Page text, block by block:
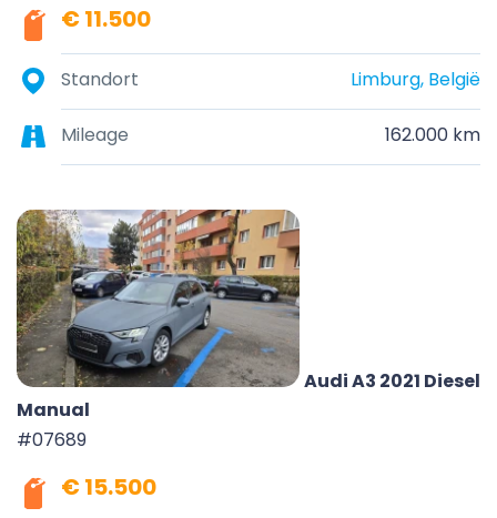
€ 11.500
Standort Limburg, België
Mileage 162.000 km
Audi A3 2021 Diesel
Manual
#07689
€ 15.500